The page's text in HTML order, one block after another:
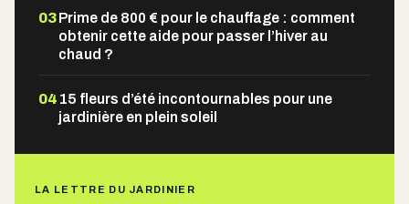
03Prime de 800 € pour le chauffage : comment
obtenir cette aide pour passer l’hiver au
chaud ?
04 15 fleurs d’été incontournables pour une
jardinière en plein soleil
LA LETTRE DU JARDINIER